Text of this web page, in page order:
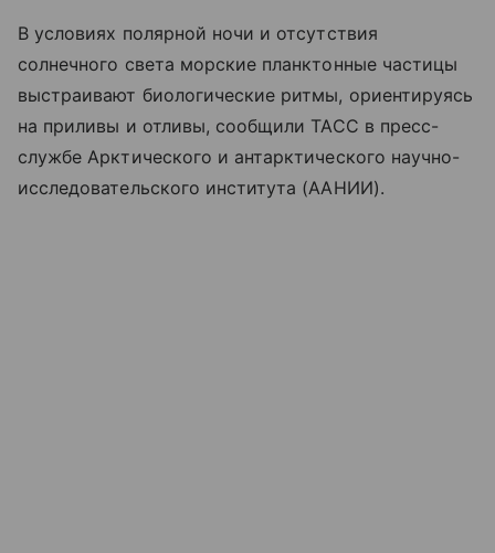
В условиях полярной ночи и отсутствия
солнечного света морские планктонные частицы
выстраивают биологические ритмы, ориентируясь
на приливы и отливы, сообщили ТАСС в пресс-
службе Арктического и антарктического научно-
исследовательского института (ААНИИ).